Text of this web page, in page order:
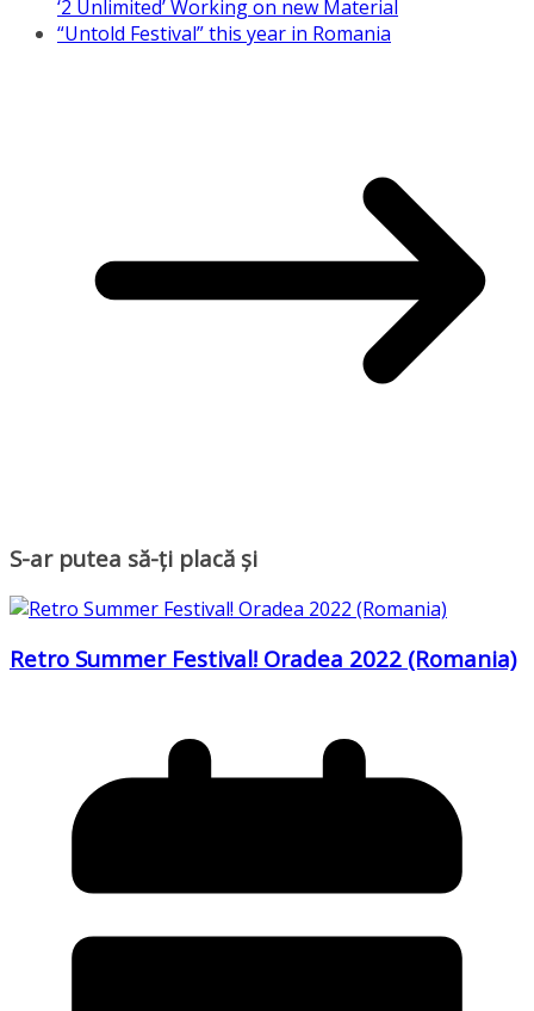
‘2 Unlimited’ Working on new Material
“Untold Festival” this year in Romania
S-ar putea să-ți placă și
Retro Summer Festival! Oradea 2022 (Romania)